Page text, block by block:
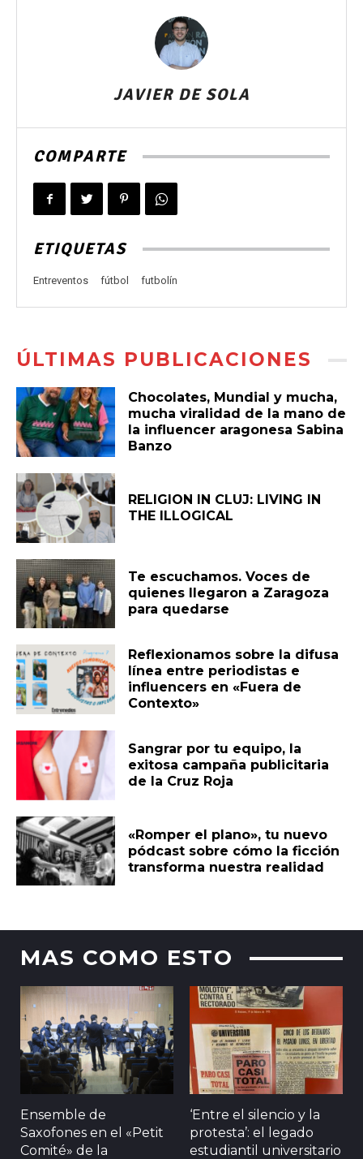
JAVIER DE SOLA
COMPARTE
ETIQUETAS
Entreventos fútbol futbolín
ÚLTIMAS PUBLICACIONES
Chocolates, Mundial y mucha,
mucha viralidad de la mano de
la influencer aragonesa Sabina
Banzo
RELIGION IN CLUJ: LIVING IN
THE ILLOGICAL
Te escuchamos. Voces de
quienes llegaron a Zaragoza
para quedarse
Reflexionamos sobre la difusa
línea entre periodistas e
influencers en «Fuera de
Contexto»
Sangrar por tu equipo, la
exitosa campaña publicitaria
de la Cruz Roja
«Romper el plano», tu nuevo
pódcast sobre cómo la ficción
transforma nuestra realidad
MAS COMO ESTO
Ensemble de
Saxofones en el «Petit
Comité» de la
‘Entre el silencio y la
protesta’: el legado
estudiantil universitario